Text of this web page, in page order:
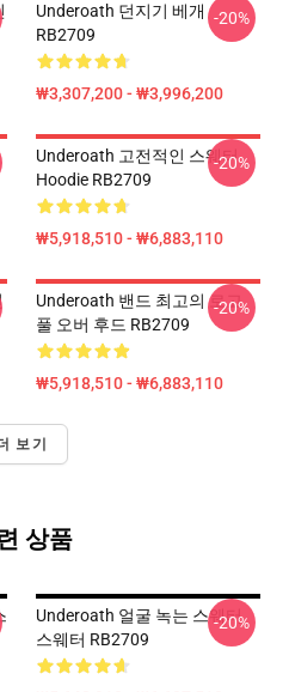
Underoath 던지기 베개
RB2709
₩3,307,200 - ₩3,996,200
-20%
Underoath 고전적인 스웨터
Hoodie RB2709
₩5,918,510 - ₩6,883,110
-20%
Underoath 밴드 최고의 로고
풀 오버 후드 RB2709
₩5,918,510 - ₩6,883,110
-20%
보기
상품
Underoath 얼굴 녹는 스웨터
스웨터 RB2709
-20%